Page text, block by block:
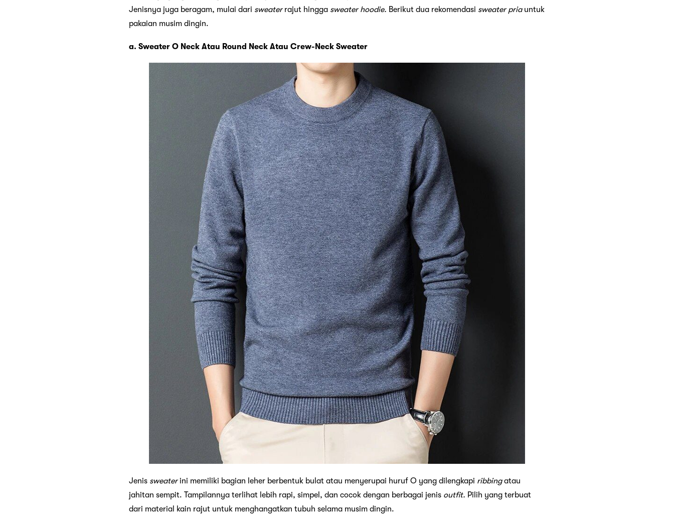
Jenisnya juga beragam, mulai dari sweaterrajut hingga sweater hoodie. Berikut dua rekomendasi sweater pria untuk
pakaian musim dingin.
a. Sweater O Neck Atau Round Neck Atau Crew-Neck Sweater
Jenis sweaterini memiliki bagian leher berbentuk bulat atau menyerupai huruf O yang dilengkapi ribbingatau
jahitan sempit. Tampilannya terlihat lebih rapi, simpel, dan cocok dengan berbagai jenis outfit. Pilih yang terbuat
dari material kain rajut untuk menghangatkan tubuh selama musim dingin.